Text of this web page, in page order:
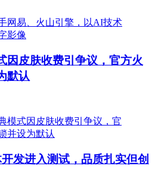
因皮肤收费引争议，官方火
默认
发进入测试，品质扎实但创